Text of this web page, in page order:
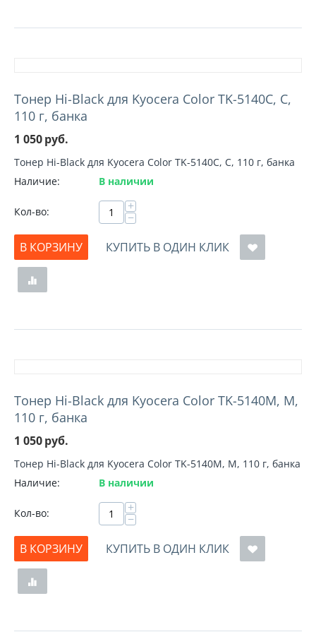
Тонер Hi-Black для Kyocera Color TK-5140C, C,
110 г, банка
1 050руб.
Тонер Hi-Black для Kyocera Color TK-5140C, C, 110 г, банка
Наличие:
В наличии
Кол-во: +
−
В КОРЗИНУ
КУПИТЬ В ОДИН КЛИК
Тонер Hi-Black для Kyocera Color TK-5140M, M,
110 г, банка
1 050руб.
Тонер Hi-Black для Kyocera Color TK-5140M, M, 110 г, банка
Наличие:
В наличии
Кол-во: +
−
В КОРЗИНУ
КУПИТЬ В ОДИН КЛИК